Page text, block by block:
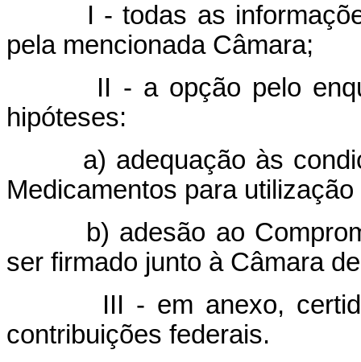
I - todas as
pela mencionada Câmara;
II - a opção pelo
hipóteses:
a) adequação às
Medicamentos para
b) adesão ao
ser firmado junto à Câmara
III - em anexo,
contribuições federais.